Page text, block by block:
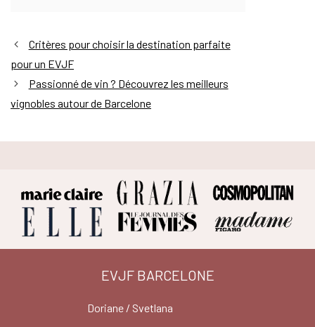
Critères pour choisir la destination parfaite
pour un EVJF
Passionné de vin ? Découvrez les meilleurs
vignobles autour de Barcelone
EVJF BARCELONE
Doriane / Svetlana